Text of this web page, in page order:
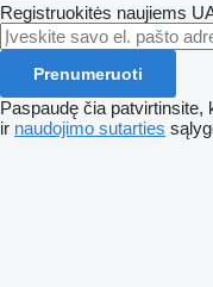
Registruokitės naujiems
Prenumeruoti
Paspaudę čia patvirtinsite,
ir naudojimo sutarties